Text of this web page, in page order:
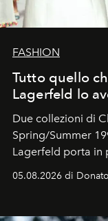
FASHION
Tutto quello
Lagerfeld lo
Due collezioni di
Spring/Summer
Lagerfeld porta in
logomania
Kate, Claudia e
uno dei
05.08.2026 di